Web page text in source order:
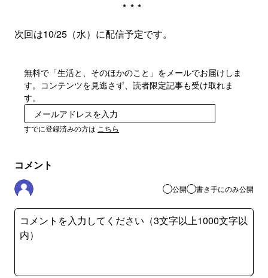
***
次回は10/25（水）に配信予定です。
無料で「生活と、そのほかのこと」をメールでお届けしま
す。コンテンツを見逃さず、読者限定記事も受け取れま
す。
すでに登録済みの方は こちら
コメント
公開 書き手にのみ公開